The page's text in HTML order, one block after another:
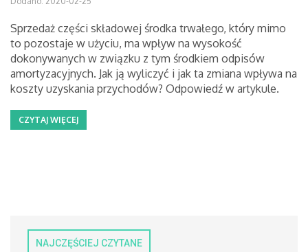
Sprzedaż części składowej środka trwałego, który mimo
to pozostaje w użyciu, ma wpływ na wysokość
dokonywanych w związku z tym środkiem odpisów
amortyzacyjnych. Jak ją wyliczyć i jak ta zmiana wpływa na
koszty uzyskania przychodów? Odpowiedź w artykule.
CZYTAJ WIĘCEJ
NAJCZĘŚCIEJ CZYTANE